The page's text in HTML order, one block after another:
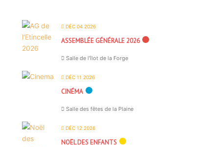
DÉC 04 2026
ASSEMBLÉE GÉNÉRALE 2026
Salle de l'îlot de la Forge
DÉC 11 2026
CINÉMA
Salle des fêtes de la Plaine
DÉC 12 2026
NOËL DES ENFANTS